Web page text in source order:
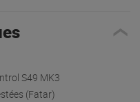
S49 MK3
(Fatar)